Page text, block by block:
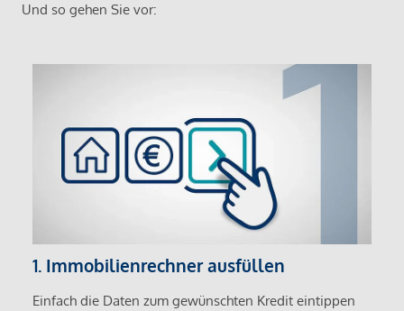
Und so gehen Sie vor:
1. Immobilienrechner ausfüllen
Einfach die Daten zum gewünschten Kredit eintippen